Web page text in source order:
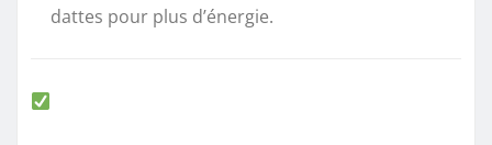
dattes pour plus d’énergie.